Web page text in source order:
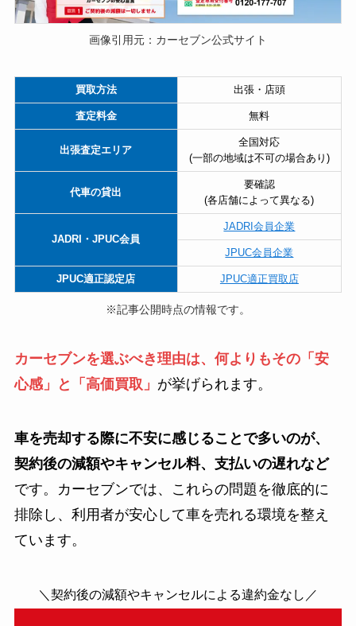
画像引用元：カーセブン公式サイト
買取方法 出張・店頭
査定料金 無料
出張査定エリア
全国対応
(一部の地域は不可の場合あり)
代車の貸出
要確認
(各店舗によって異なる)
JADRI・JPUC会員
JADRI会員企業
JPUC会員企業
JPUC適正認定店 JPUC適正買取店
※記事公開時点の情報です。
カーセブンを選ぶべき理由は、何よりもその「安
心感」と「高価買取」 が挙げられます。
車を売却する際に不安に感じることで多いのが、
契約後の減額やキャンセル料、支払いの遅れなど
です。カーセブンでは、これらの問題を徹底的に
排除し、利用者が安心して車を売れる環境を整え
ています。
＼契約後の減額やキャンセルによる違約金なし／